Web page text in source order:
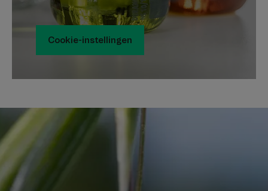
Cookie-instellingen